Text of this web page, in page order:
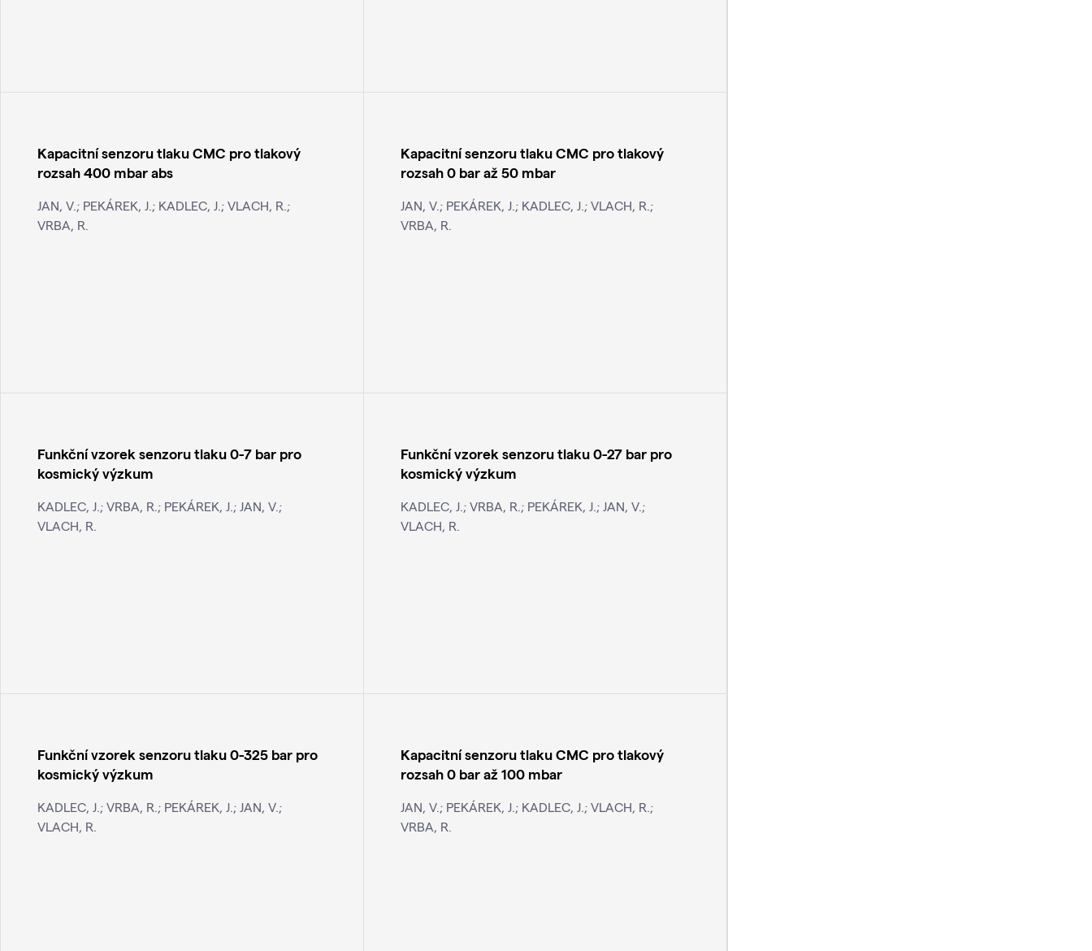
Kapacitní senzoru tlaku CMC pro tlakový
rozsah 400 mbar abs
JAN, V.; PEKÁREK, J.; KADLEC, J.; VLACH, R.;
VRBA, R.
Kapacitní senzoru tlaku CMC pro tlakový
rozsah 0 bar až 50 mbar
JAN, V.; PEKÁREK, J.; KADLEC, J.; VLACH, R.;
VRBA, R.
Funkční vzorek senzoru tlaku 0-7 bar pro
kosmický výzkum
KADLEC, J.; VRBA, R.; PEKÁREK, J.; JAN, V.;
VLACH, R.
Funkční vzorek senzoru tlaku 0-27 bar pro
kosmický výzkum
KADLEC, J.; VRBA, R.; PEKÁREK, J.; JAN, V.;
VLACH, R.
Funkční vzorek senzoru tlaku 0-325 bar pro
kosmický výzkum
KADLEC, J.; VRBA, R.; PEKÁREK, J.; JAN, V.;
VLACH, R.
Kapacitní senzoru tlaku CMC pro tlakový
rozsah 0 bar až 100 mbar
JAN, V.; PEKÁREK, J.; KADLEC, J.; VLACH, R.;
VRBA, R.